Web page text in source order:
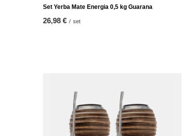
Set Yerba Mate Energia 0,5 kg Guarana
26,98 € / set